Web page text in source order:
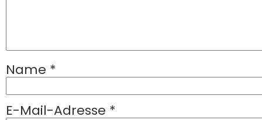
Name *
E-Mail-Adresse *